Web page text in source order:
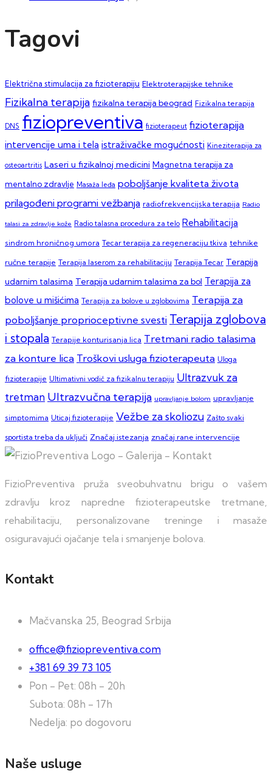
Tagovi
Električna stimulacija za fizioterapiju Elektroterapijske tehnike
Fizikalna terapija fizikalna terapija beograd Fizikalna terapija
DNS fiziopreventiva fizioterapeut fizioterapija
intervencije uma i tela istraživačke mogućnosti Kineziterapija za
osteoartritis Laseri u fizikalnoj medicini Magnetna terapija za
mentalno zdravlje Masaža leđa poboljšanje kvaliteta života
prilagođeni programi vežbanja radiofrekvencijska terapija Radio
talasi za zdravlje kože Radio talasna procedura za telo Rehabilitacija
sindrom hroničnog umora Tecar terapija za regeneraciju tkiva tehnike
ručne terapije Terapija laserom za rehabilitaciju Terapija Tecar Terapija
udarnim talasima Terapija udarnim talasima za bol Terapija za
bolove u mišićima Terapija za bolove u zglobovima Terapija za
poboljšanje proprioceptivne svesti Terapija zglobova
i stopala Terapije konturisanja lica Tretmani radio talasima
za konture lica Troškovi usluga fizioterapeuta Uloga
fizioterapije Ultimativni vodič za fizikalnu terapiju Ultrazvuk za
tretman Ultrazvučna terapija upravljanje bolom upravljanje
simptomima Uticaj fizioterapije Vežbe za skoliozu Zašto svaki
sportista treba da uključi Značaj istezanja značaj rane intervencije
FizioPreventiva pruža sveobuhvatnu brigu o vašem
zdravlju kroz napredne fizioterapeutske tretmane,
rehabilitaciju, personalizovane treninge i masaže
osiguravajući ojačanje tela i smanjenje bolova.
Kontakt
Mačvanska 25, Beograd Srbija
office@fiziopreventiva.com
+381 69 39 73 105
Pon - Pet: 08h - 20h
Subota: 08h - 17h
Nedelja: po dogovoru
Naše usluge